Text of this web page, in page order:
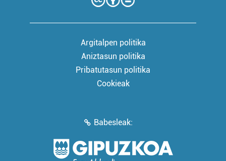
Argitalpen politika
Aniztasun politika
Pribatutasun politika
Cookieak
Babesleak: